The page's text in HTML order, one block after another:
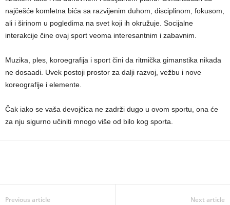
najčešće komletna bića sa razvijenim duhom, disciplinom, fokusom,
ali i širinom u pogledima na svet koji ih okružuje. Socijalne
interakcije čine ovaj sport veoma interesantnim i zabavnim.
Muzika, ples, koroegrafija i sport čini da ritmička gimanstika nikada
ne dosaadi. Uvek postoji prostor za dalji razvoj, vežbu i nove
koreografije i elemente.
Čak iako se vaša devojčica ne zadrži dugo u ovom sportu, ona će
za nju sigurno učiniti mnogo više od bilo kog sporta.
Previous article Next article